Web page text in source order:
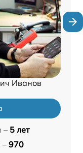
Иванов
– 5 лет
970